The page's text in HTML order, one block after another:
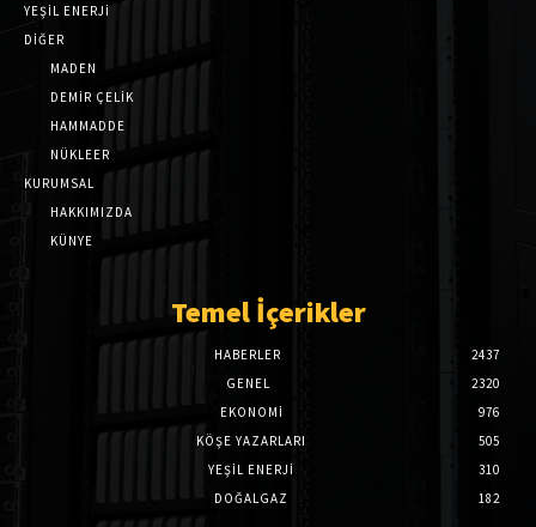
YEŞİL ENERJİ
DİĞER
MADEN
DEMİR ÇELİK
HAMMADDE
NÜKLEER
KURUMSAL
HAKKIMIZDA
KÜNYE
Temel İçerikler
HABERLER
2437
GENEL
2320
EKONOMI
976
KÖŞE YAZARLARI
505
YEŞİL ENERJİ
310
DOĞALGAZ
182